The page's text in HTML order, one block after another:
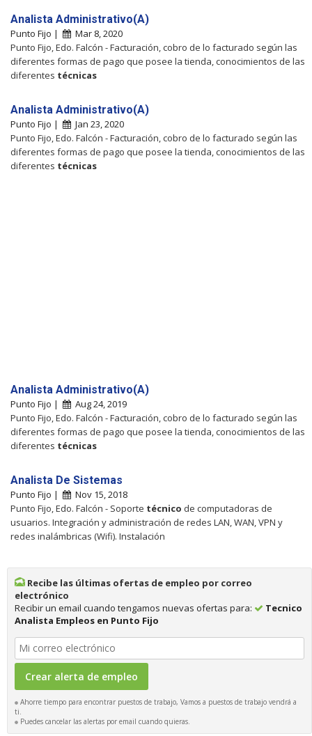
Analista Administrativo(A)
Punto Fijo |
Mar 8, 2020
Punto Fijo, Edo. Falcón - Facturación, cobro de lo facturado según las
diferentes formas de pago que posee la tienda, conocimientos de las
diferentes técnicas
Analista Administrativo(A)
Punto Fijo |
Jan 23, 2020
Punto Fijo, Edo. Falcón - Facturación, cobro de lo facturado según las
diferentes formas de pago que posee la tienda, conocimientos de las
diferentes técnicas
Analista Administrativo(A)
Punto Fijo |
Aug 24, 2019
Punto Fijo, Edo. Falcón - Facturación, cobro de lo facturado según las
diferentes formas de pago que posee la tienda, conocimientos de las
diferentes técnicas
Analista De Sistemas
Punto Fijo |
Nov 15, 2018
Punto Fijo, Edo. Falcón - Soporte técnico de computadoras de
usuarios. Integración y administración de redes LAN, WAN, VPN y
redes inalámbricas (Wifi). Instalación
Recibe las últimas ofertas de empleo por correo
electrónico
Recibir un email cuando tengamos nuevas ofertas para:
Tecnico
Analista Empleos en Punto Fijo
Ahorre tiempo para encontrar puestos de trabajo, Vamos a puestos de trabajo vendrá a
ti.
Puedes cancelar las alertas por email cuando quieras.